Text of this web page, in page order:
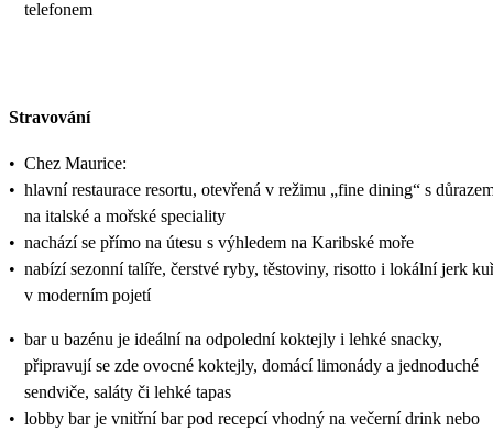
telefonem
Stravování
• Chez Maurice:
• hlavní restaurace resortu, otevřená v režimu „fine dining“ s
na italské a mořské speciality
• nachází se přímo na útesu s výhledem na Karibské moře
• nabízí sezonní talíře, čerstvé ryby, těstoviny, risotto i lokální jerk
v moderním pojetí
• bar u bazénu je ideální na odpolední koktejly i lehké snacky,
připravují se zde ovocné koktejly, domácí limonády a jednoduché
sendviče, saláty či lehké tapas
• lobby bar je vnitřní bar pod recepcí vhodný na večerní drink nebo